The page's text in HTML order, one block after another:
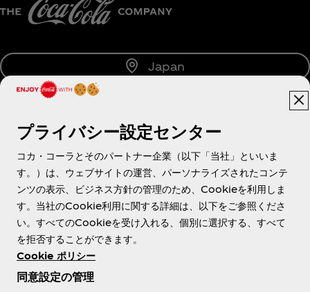
Japan
About us
Need help?
プライバシー設定センター
コカ・コーラとそのパートナー企業（以下「当社」といいま
す。）は、ウェブサイトの運営、パーソナライズされたコンテ
ンツの表示、ビジネス方針の管理のため、Cookieを利用しま
す。当社のCookie利用に関する詳細は、以下をご参照くださ
い。すべてのCookieを受け入れる、個別に選択する、すべて
を拒否することができます。
Cookie ポリシー
同意設定の管理